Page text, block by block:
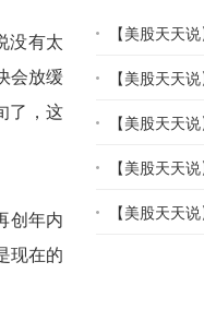
没有太
会放缓
了，这
创年内
现在的